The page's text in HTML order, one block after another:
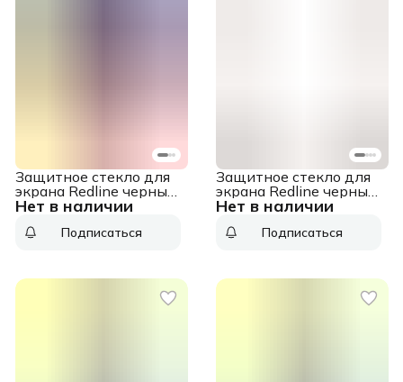
Нет в наличии
Защитное стекло для
экрана Redline черный
для Huawei Pura 70
(УТ000039351)
Подписаться
Нет в наличии
Защитное стекло для
экрана Redline черный
для Huawei Nova 12 SE
(УТ000039115)
Подписаться